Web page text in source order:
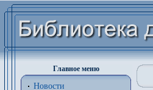
Главное меню
Новости